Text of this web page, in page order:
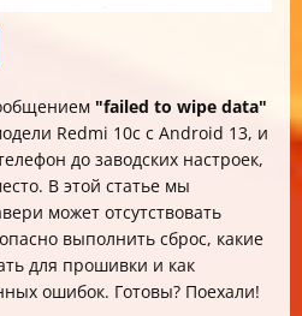
прошивкой
заблокирован и
прошивки
при прошивке и их
и FRP-капчи
сброса пароля и данных
на Xiaomi — в чём разница
и выполнить Hard
"failed to wipe data"
Redmi 10c с Android 13, и
до заводских настроек,
В этой статье мы
может отсутствовать
выполнить сброс, какие
для прошивки и как
ошибок. Готовы? Поехали!